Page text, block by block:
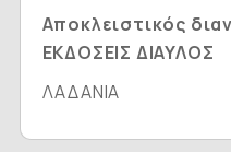
Αποκλειστικός
ΕΚΔΟΣΕΙΣ ΔΙΑΥΛΟΣ
ΛΑΔΑΝΙΑ